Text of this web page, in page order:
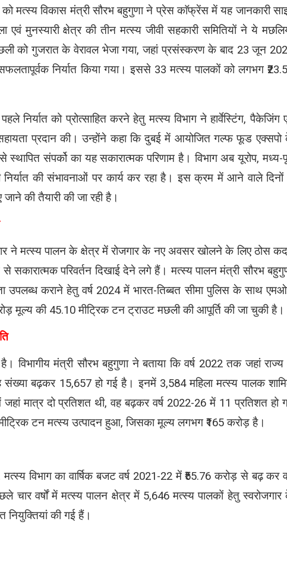
मत्स्य विकास मंत्री सौरभ बहुगुणा ने प्रेस काॅफ्रेंस में यह जानकारी
एवं मुनस्यारी क्षेत्र की तीन मत्स्य जीवी सहकारी समितियों ने ये
को गुजरात के वेरावल भेजा गया, जहां प्रसंस्करण के बाद 23 जून
निर्यात किया गया। इससे 33 मत्स्य पालकों को लगभग
को प्रोत्साहित करने हेतु मत्स्य विभाग ने हार्वेस्टिंग, पैकेजिंग
प्रदान की। उन्होंने कहा कि दुबई में आयोजित गल्फ फूड
से स्थापित संपर्को का यह सकारात्मक परिणाम है। विभाग अब यूरोप, मध्य-
निर्यात की संभावनाओं पर कार्य कर रहा है। इस क्रम में आने वाले
की तैयारी की जा रही है।
ने मत्स्य पालन के क्षेत्र में रोजगार के नए अवसर खोलने के लिए ठोस
सकारात्मक परिवर्तन दिखाई देने लगे हैं। मत्स्य पालन मंत्री सौरभ
उपलब्ध कराने हेतु वर्ष 2024 में भारत-तिब्बत सीमा पुलिस के साथ
मूल्य की 45.10 मीट्रिक टन ट्राउट मछली की आपूर्ति की जा चुकी है।
विभागीय मंत्री सौरभ बहुगुणा ने बताया कि वर्ष 2022 तक जहां
बढ़कर 15,657 हो गई है। इनमें 3,584 महिला मत्स्य पालक
जहां मात्र दो प्रतिशत थी, वह बढ़कर वर्ष 2022-26 में 11 प्रतिशत हो
टन मत्स्य उत्पादन हुआ, जिसका मूल्य लगभग ₹165 करोड़ है।
विभाग का वार्षिक बजट वर्ष 2021-22 में ₹55.76 करोड़ से बढ़ कर
चार वर्षों में मत्स्य पालन क्षेत्र में 5,646 मत्स्य पालकों हेतु
नियुक्तियां की गई हैं।